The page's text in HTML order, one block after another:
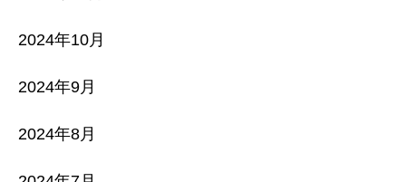
2024年10月
2024年9月
2024年8月